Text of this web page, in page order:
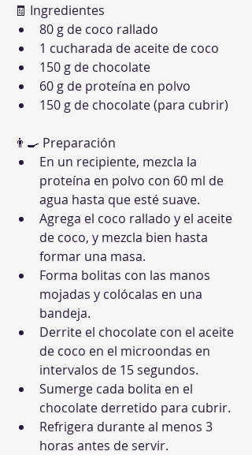
🧾 Ingredientes
80 g de coco rallado
1 cucharada de aceite de coco
150 g de chocolate
60 g de proteína en polvo
150 g de chocolate (para cubrir)
👨‍🍳 Preparación
En un recipiente, mezcla la
proteína en polvo con 60 ml de
agua hasta que esté suave.
Agrega el coco rallado y el aceite
de coco, y mezcla bien hasta
formar una masa.
Forma bolitas con las manos
mojadas y colócalas en una
bandeja.
Derrite el chocolate con el aceite
de coco en el microondas en
intervalos de 15 segundos.
Sumerge cada bolita en el
chocolate derretido para cubrir.
Refrigera durante al menos 3
horas antes de servir.